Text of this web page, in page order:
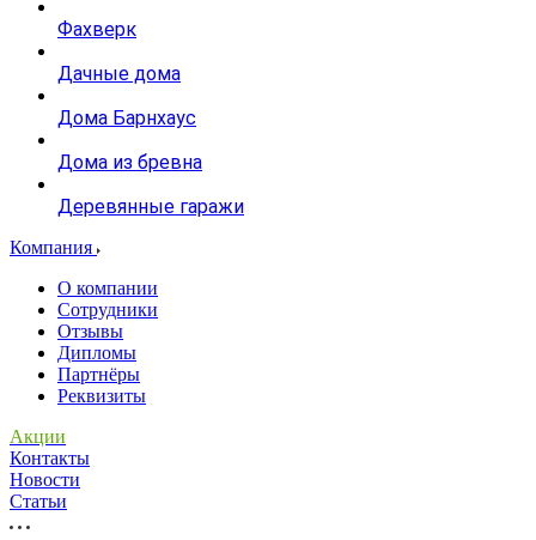
Фахверк
Дачные дома
Дома Барнхаус
Дома из бревна
Деревянные гаражи
Компания
О компании
Сотрудники
Отзывы
Дипломы
Партнёры
Реквизиты
Акции
Контакты
Новости
Статьи